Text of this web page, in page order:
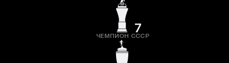
7
ЧЕМПИОН СССР